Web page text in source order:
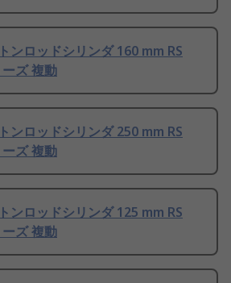
ンロッドシリンダ 160 mm RS
ズ 複動
ンロッドシリンダ 250 mm RS
ズ 複動
ンロッドシリンダ 125 mm RS
ズ 複動